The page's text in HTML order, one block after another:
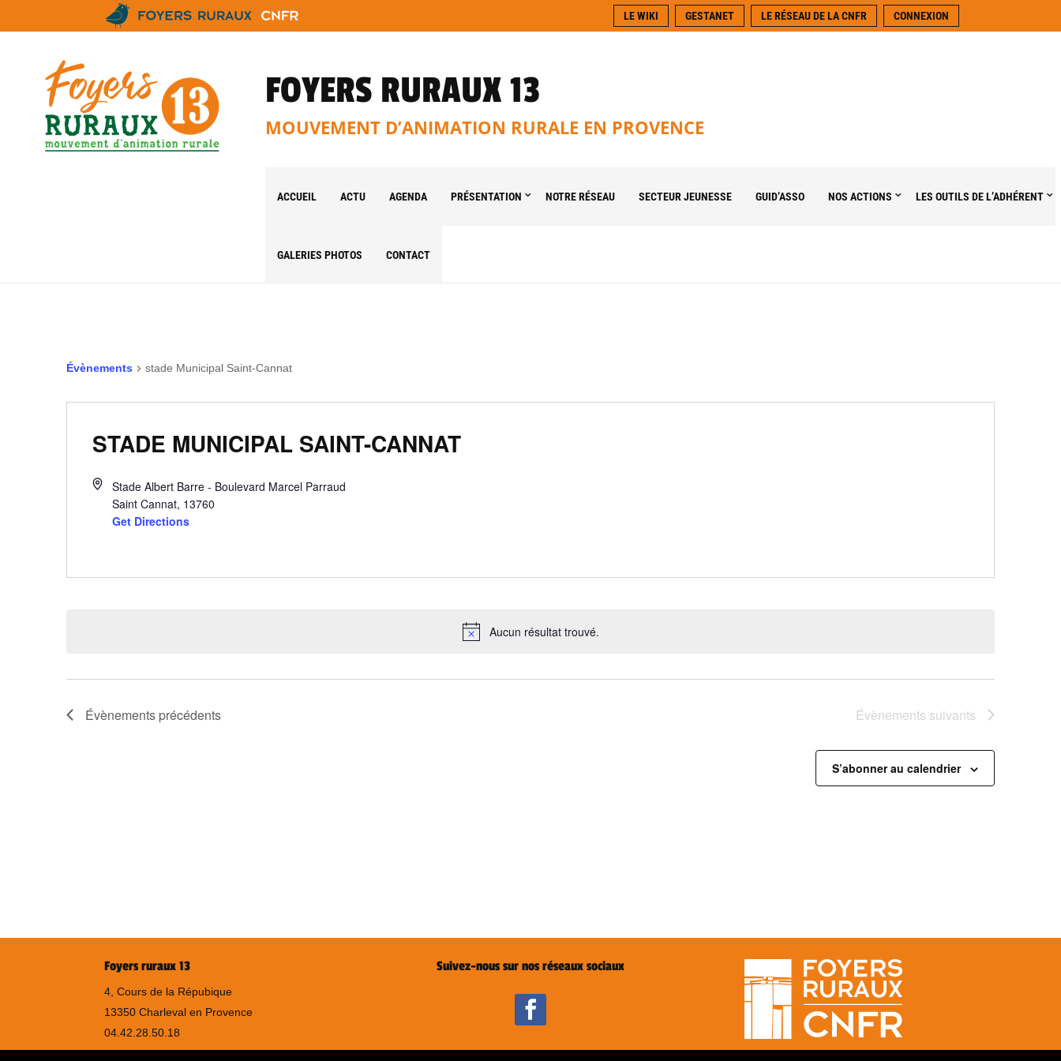
LE WIKI GESTANET LE RÉSEAU DE LA CNFR CONNEXION
FOYERS RURAUX 13
MOUVEMENT D’ANIMATION RURALE EN PROVENCE
ACCUEIL ACTU AGENDA PRÉSENTATION NOTRE RÉSEAU SECTEUR JEUNESSE GUID’ASSO NOS ACTIONS LES OUTILS DE L’ADHÉRENT
GALERIES PHOTOS CONTACT
Aucun résultat trouvé.
Évènements stade Municipal Saint-Cannat
STADE MUNICIPAL SAINT-CANNAT
Stade Albert Barre - Boulevard Marcel Parraud
Saint Cannat, 13760
Get Directions
Évènements précédents Évènements suivants
S’abonner au calendrier
Foyers ruraux 13
4, Cours de la Répubique
13350 Charleval en Provence
04.42.28.50.18
Suivez-nous sur nos réseaux sociaux